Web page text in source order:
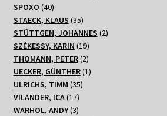
SPOXO 4040
Produkte
STAECK, KLAUS 3535
Produkte
STÜTTGEN, JOHANNES 22
SZÉKESSY, KARIN 1919
Produkte
THOMANN, PETER 22
Produkte
UECKER, GÜNTHER 11
ULRICHS, TIMM 3535
VILANDER, ICA 1717
Produkte
WARHOL, ANDY 33